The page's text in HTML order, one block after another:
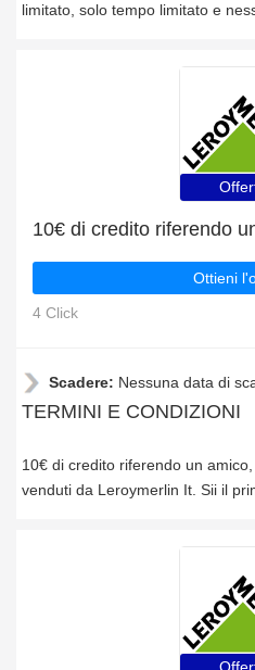
limitato, solo tempo limitato e
10€ di credito riferendo
Ottieni
4 Click
Scadere: Nessuna data di
TERMINI E CONDIZIONI
10€ di credito riferendo un
venduti da Leroymerlin It. Sii il